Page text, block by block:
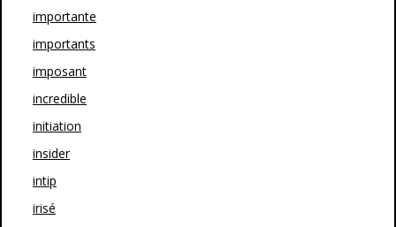
importante
importants
imposant
incredible
initiation
insider
intip
irisé